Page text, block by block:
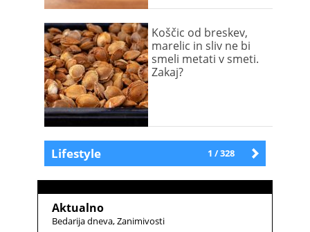
Koščic od breskev,
marelic in sliv ne bi
smeli metati v smeti.
Zakaj?
Starejše
1 / 328
Lifestyle
Aktualno
Bedarija dneva Zanimivosti